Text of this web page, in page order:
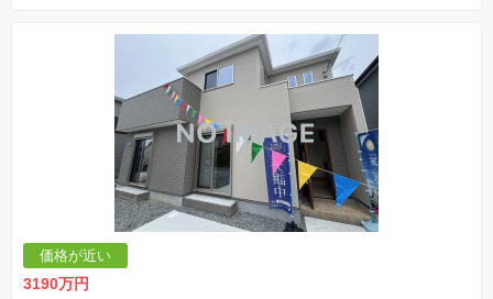
価格が近い
3190万円